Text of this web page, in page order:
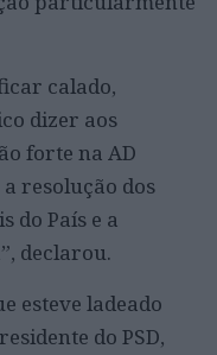
calado,
dizer aos
forte na AD
resolução dos
do País e a
declarou.
esteve ladeado
do PSD,